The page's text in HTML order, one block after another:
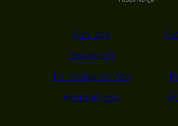
Om oss
Bærekraft
Forbrukerservice
Kontakt oss